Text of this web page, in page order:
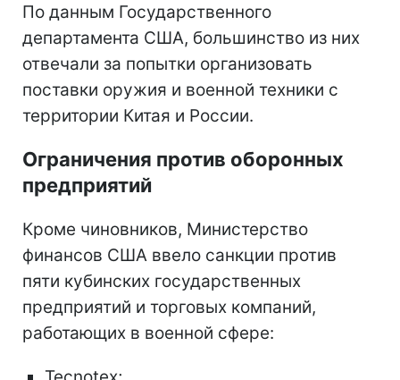
По данным Государственного
департамента США, большинство из них
отвечали за попытки организовать
поставки оружия и военной техники с
территории Китая и России.
Ограничения против оборонных
предприятий
Кроме чиновников, Министерство
финансов США ввело санкции против
пяти кубинских государственных
предприятий и торговых компаний,
работающих в военной сфере: